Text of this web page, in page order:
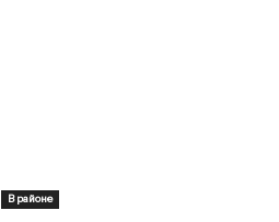
В районе